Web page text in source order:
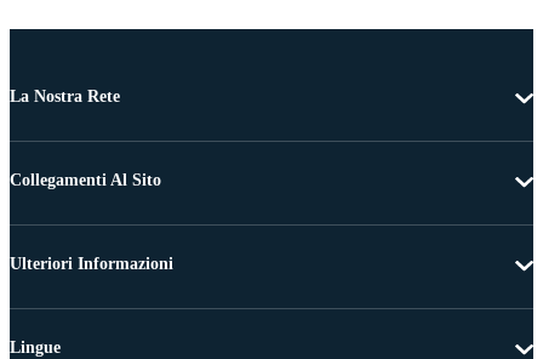
La Nostra Rete
Collegamenti Al Sito
Ulteriori Informazioni
Lingue